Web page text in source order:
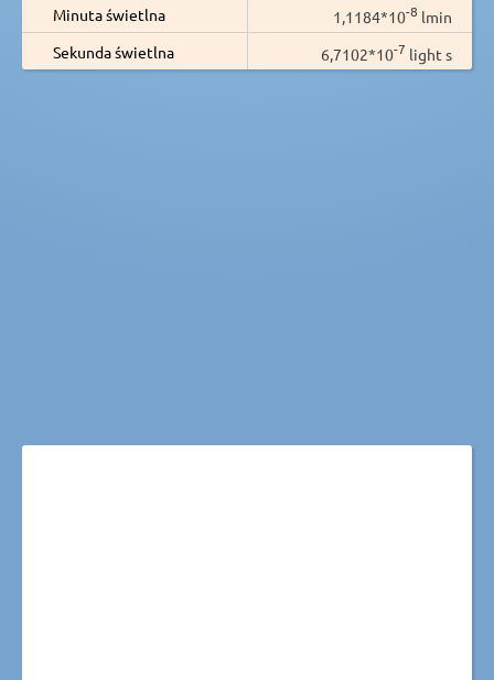
Minuta świetlna
1,1184*10-8 lmin
Sekunda świetlna
6,7102*10-7 light s